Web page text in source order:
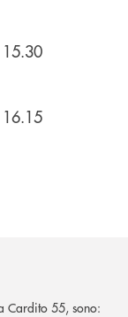
Cardito 55, sono: